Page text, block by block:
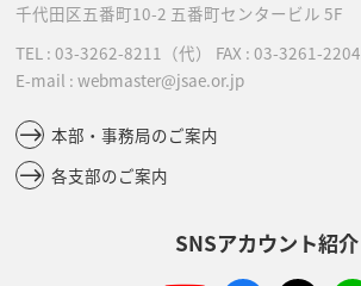
千代田区五番町10-2 五番町センタービル 5F
TEL : 03-3262-8211 （代） FAX : 03-3261-2204
E-mail : webmaster@jsae.or.jp
本部・事務局のご案内
各支部のご案内
SNSアカウント紹介